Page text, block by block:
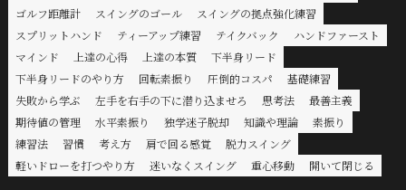
ゴルフ距離計
スイングのゴール
スイングの拠点強化練習
スプリットハンド
ティーアップ練習 テイクバック
ハンドファースト
マインド
上達の心得 上達の本質
下半身リード
下半身リードのやり方
回転素振り 圧倒的コスパ
基礎練習
失敗から学ぶ
左手を右手の下に潜り込ませろ 思考法
最善主義
期待値の管理
水平素振り 独学迷子脱却 知識や理論
素振り
練習法
習慣 考え方 肩で回る感覚
脱力スイング
軽いドローを打つやり方
迷いなくスイング 重心移動 開いて閉じる